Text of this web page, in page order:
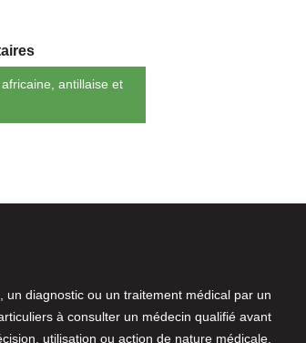
africaine, antillaise et
diagnostic ou un traitement médical par un
à consulter un médecin qualifié avant
utilisation ou action de nature médicale.